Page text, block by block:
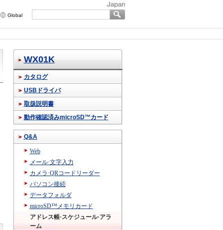
Global
WX01K
カタログ
USBドライバ
取扱説明書
動作確認済みmicroSD™カード
Q&A
Web
メール·文字入力
カメラ·QRコードリーダー
パソコン接続
データフォルダ
microSD™メモリカード
アドレス帳·スケジュール·アラ
ーム